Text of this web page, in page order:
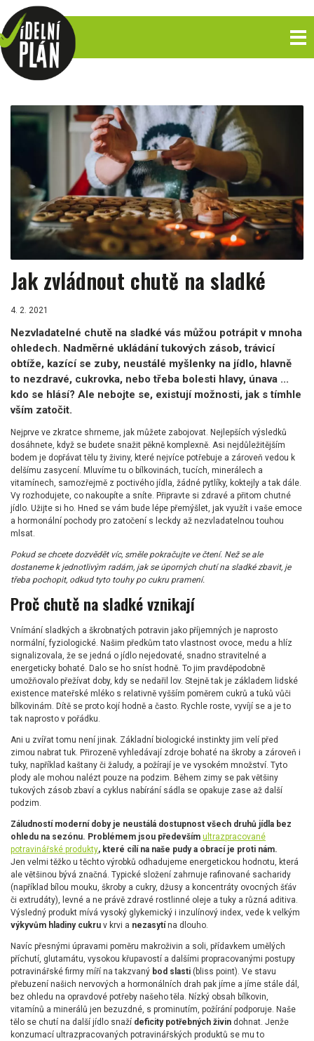
Jak zvládnout chutě na sladké
4. 2. 2021
Nezvladatelné chutě na sladké vás můžou potrápit v mnoha
ohledech. Nadměrné ukládání tukových zásob, trávicí
obtíže, kazící se zuby, neustálé myšlenky na jídlo, hlavně
to nezdravé, cukrovka, nebo třeba bolesti hlavy, únava ...
kdo se hlásí? Ale nebojte se, existují možnosti, jak s tímhle
vším zatočit.
Nejprve ve zkratce shrneme, jak můžete zabojovat. Nejlepších výsledků
dosáhnete, když se budete snažit pěkně komplexně. Asi nejdůležitějším
bodem je dopřávat tělu ty živiny, které nejvíce potřebuje a zároveň vedou k
delšímu zasycení. Mluvíme tu o bílkovinách, tucích, minerálech a
vitamínech, samozřejmě z poctivého jídla, žádné pytlíky, koktejly a tak dále.
Vy rozhodujete, co nakoupíte a sníte. Připravte si zdravé a přitom chutné
jídlo. Užijte si ho. Hned se vám bude lépe přemýšlet, jak využít i vaše emoce
a hormonální pochody pro zatočení s leckdy až nezvladatelnou touhou
mlsat.
Pokud se chcete dozvědět víc, směle pokračujte ve čtení. Než se ale
dostaneme k jednotlivým radám, jak se úporných chutí na sladké zbavit, je
třeba pochopit, odkud tyto touhy po cukru pramení.
Proč chutě na sladké vznikají
Vnímání sladkých a škrobnatých potravin jako příjemných je naprosto
normální, fyziologické. Našim předkům tato vlastnost ovoce, medu a hlíz
signalizovala, že se jedná o jídlo nejedovaté, snadno stravitelné a
energeticky bohaté. Dalo se ho sníst hodně. To jim pravděpodobně
umožňovalo přežívat doby, kdy se nedařil lov. Stejně tak je základem lidské
existence mateřské mléko s relativně vyšším poměrem cukrů a tuků vůči
bílkovinám. Dítě se proto kojí hodně a často. Rychle roste, vyvíjí se a je to
tak naprosto v pořádku.
Ani u zvířat tomu není jinak. Základní biologické instinkty jim velí před
zimou nabrat tuk. Přirozeně vyhledávají zdroje bohaté na škroby a zároveň i
tuky, například kaštany či žaludy, a požírají je ve vysokém množství. Tyto
plody ale mohou nalézt pouze na podzim. Během zimy se pak většiny
tukových zásob zbaví a cyklus nabírání sádla se opakuje zase až další
podzim.
Záludností moderní doby je neustálá dostupnost všech druhů jídla bez
ohledu na sezónu. Problémem jsou především ultrazpracované
potravinářské produkty, které cílí na naše pudy a obrací je proti nám.
Jen velmi těžko u těchto výrobků odhadujeme energetickou hodnotu, která
ale většinou bývá značná. Typické složení zahrnuje rafinované sacharidy
(například bílou mouku, škroby a cukry, džusy a koncentráty ovocných šťáv
či extrudáty), levné a ne právě zdravé rostlinné oleje a tuky a různá aditiva.
Výsledný produkt mívá vysoký glykemický i inzulínový index, vede k velkým
výkyvům hladiny cukru v krvi a nezasytí na dlouho.
Navíc přesnými úpravami poměru makroživin a soli, přídavkem umělých
příchutí, glutamátu, vysokou křupavostí a dalšími propracovanými postupy
potravinářské firmy míří na takzvaný bod slasti (bliss point). Ve stavu
přebuzení našich nervových a hormonálních drah pak jíme a jíme stále dál,
bez ohledu na opravdové potřeby našeho těla. Nízký obsah bílkovin,
vitamínů a minerálů jen bezuzdné, s prominutím, požírání podporuje. Naše
tělo se chutí na další jídlo snaží deficity potřebných živin dohnat. Jenže
konzumací ultrazpracovaných potravinářských produktů se mu to